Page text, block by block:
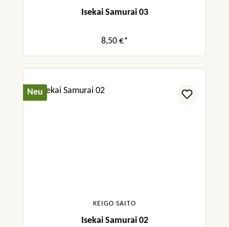
Isekai Samurai 03
8,50 €*
Neu
KEIGO SAITO
Isekai Samurai 02